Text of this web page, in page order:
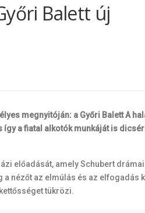
Balett új
megnyitóján: a Győri Balett A
a fiatal alkotók munkáját is
előadását, amely Schubert
a nézőt az elmúlás és az elfogadás
tükrözi.